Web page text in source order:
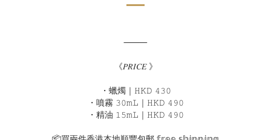
⸻
《𝑃𝑅𝐼𝐶𝐸 》
・蠟燭｜𝙷𝙺𝙳 𝟺𝟹𝟶
・噴霧 𝟹𝟶𝚖𝙻｜𝙷𝙺𝙳 𝟺𝟿𝟶
・精油 𝟷𝟻𝚖𝙻｜𝙷𝙺𝙳 𝟺𝟿𝟶